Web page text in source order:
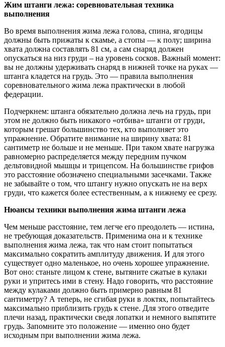
Жим штанги лежа: соревновательная техника
выполнения
Во время выполнения жима лежа голова, спина, ягодицы
должны быть прижаты к скамье, а стопы — к полу; ширина
хвата должна составлять 81 см, а сам снаряд должен
опускаться на низ груди – на уровень сосков. Важный момент:
вы не должны удерживать снаряд в нижней точке на руках —
штанга кладется на грудь. Это — правила выполнения
соревновательного жима лежа практически в любой
федерации.
Подчеркнем: штанга обязательно должна лечь на грудь, при
этом не должно быть никакого «отбива» штанги от груди,
которым грешат большинство тех, кто выполняет это
упражнение. Обратите внимание на ширину хвата: 81
сантиметр не больше и не меньше. При таком хвате нагрузка
равномерно распределяется между передним пучком
дельтовидной мышцы и трицепсом. На большинстве грифов
это расстояние обозначено специальными засечками. Также
не забывайте о том, что штангу нужно опускать не на верх
груди, что кажется более естественным, а к нижнему ее срезу.
Нюансы техники выполнения жима штанги лежа
Чем меньше расстояние, тем легче его преодолеть — истина,
не требующая доказательств. Применима она и к технике
выполнения жима лежа, так что нам стоит попытаться
максимально сократить амплитуду движения. И для этого
существует одно маленькое, но очень хорошее упражнение.
Вот оно: станьте лицом к стене, вытяните сжатые в кулаки
руки и упритесь ими в стену. Надо говорить, что расстояние
между кулаками должно быть примерно равным 81
сантиметру? А теперь, не сгибая руки в локтях, попытайтесь
максимально приблизить грудь к стене. Для этого отведите
плечи назад, практически сведя лопатки и немного выпятите
грудь. Запомните это положение — именно оно будет
исходным при выполнении жима лежа.